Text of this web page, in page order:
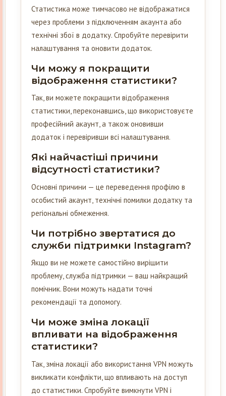
Статистика може тимчасово не відображатися
через проблеми з підключенням акаунта або
технічні збої в додатку. Спробуйте перевірити
налаштування та оновити додаток.
Чи можу я покращити
відображення статистики?
Так, ви можете покращити відображення
статистики, переконавшись, що використовуєте
професійний акаунт, а також оновивши
додаток і перевіривши всі налаштування.
Які найчастіші причини
відсутності статистики?
Основні причини — це переведення профілю в
особистий акаунт, технічні помилки додатку та
регіональні обмеження.
Чи потрібно звертатися до
служби підтримки Instagram?
Якщо ви не можете самостійно вирішити
проблему, служба підтримки — ваш найкращий
помічник. Вони можуть надати точні
рекомендації та допомогу.
Чи може зміна локації
впливати на відображення
статистики?
Так, зміна локації або використання VPN можуть
викликати конфлікти, що впливають на доступ
до статистики. Спробуйте вимкнути VPN і